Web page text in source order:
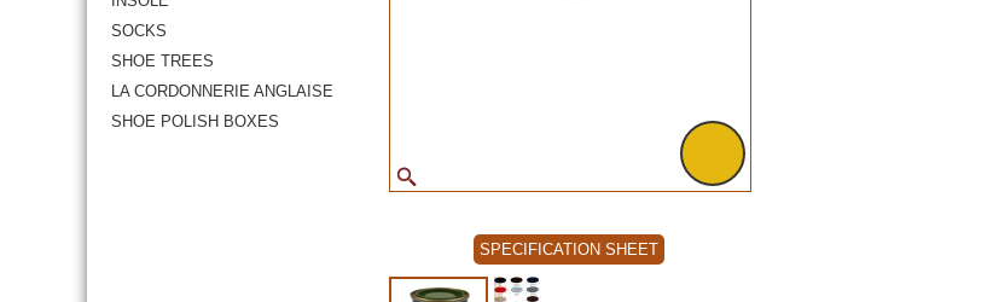
SOCKS
SHOE TREES
LA CORDONNERIE ANGLAISE
SHOE POLISH BOXES
SPECIFICATION SHEET